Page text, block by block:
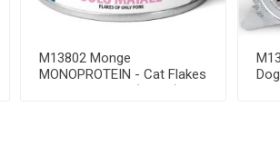
M13802 Monge
MONOPROTEIN - Cat Flakes
Only PORK 80 g (pak24)